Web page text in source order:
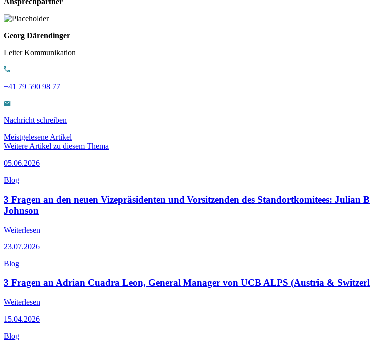
Ansprechpartner
Georg Därendinger
Leiter Kommunikation
+41 79 590 98 77
Nachricht schreiben
Meistgelesene Artikel
Weitere Artikel zu diesem Thema
05.06.2026
Blog
3 Fragen an den neuen Vizepräsidenten und Vorsitzenden des Standortkomitees:
Johnson
Weiterlesen
23.07.2026
Blog
3 Fragen an Adrian Cuadra Leon, General Manager von UCB ALPS (Austria &
Weiterlesen
15.04.2026
Blog